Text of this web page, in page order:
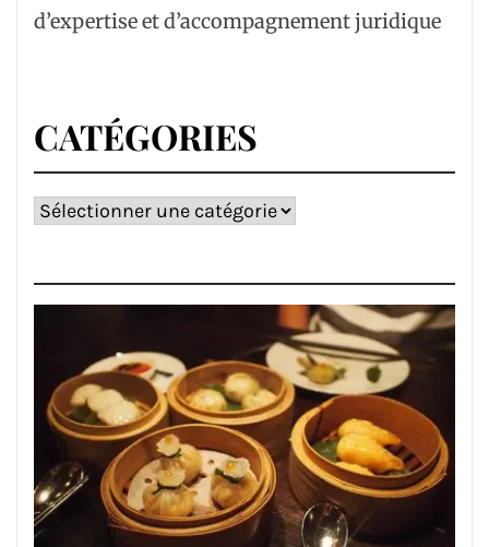
d’expertise et d’accompagnement juridique
CATÉGORIES
Catégories